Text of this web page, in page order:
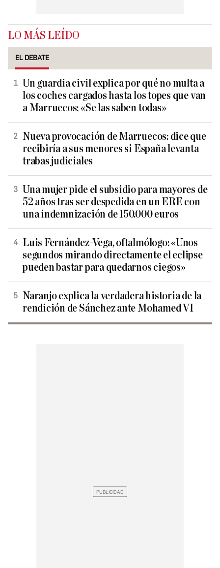
LO MÁS LEÍDO
EL DEBATE
Un guardia civil explica por qué no multa a
los coches cargados hasta los topes que van
a Marruecos: «Se las saben todas»
Nueva provocación de Marruecos: dice que
recibiría a sus menores si España levanta
trabas judiciales
Una mujer pide el subsidio para mayores de
52 años tras ser despedida en un ERE con
una indemnización de 150.000 euros
Luis Fernández-Vega, oftalmólogo: «Unos
segundos mirando directamente el eclipse
pueden bastar para quedarnos ciegos»
Naranjo explica la verdadera historia de la
rendición de Sánchez ante Mohamed VI